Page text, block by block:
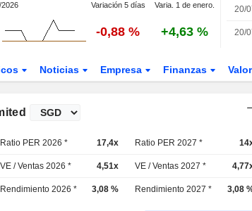
Variación 5 días Varia. 1 de enero.
-0,88 % +4,63 %
20/
20/
Noticias Empresa Finanzas
Ratio PER 2026 * 17,4x Ratio PER 2027 *
VE / Ventas 2026 * 4,51x VE / Ventas 2027 *
Rendimiento 2026 * 3,08 % Rendimiento 2027 * 3,08